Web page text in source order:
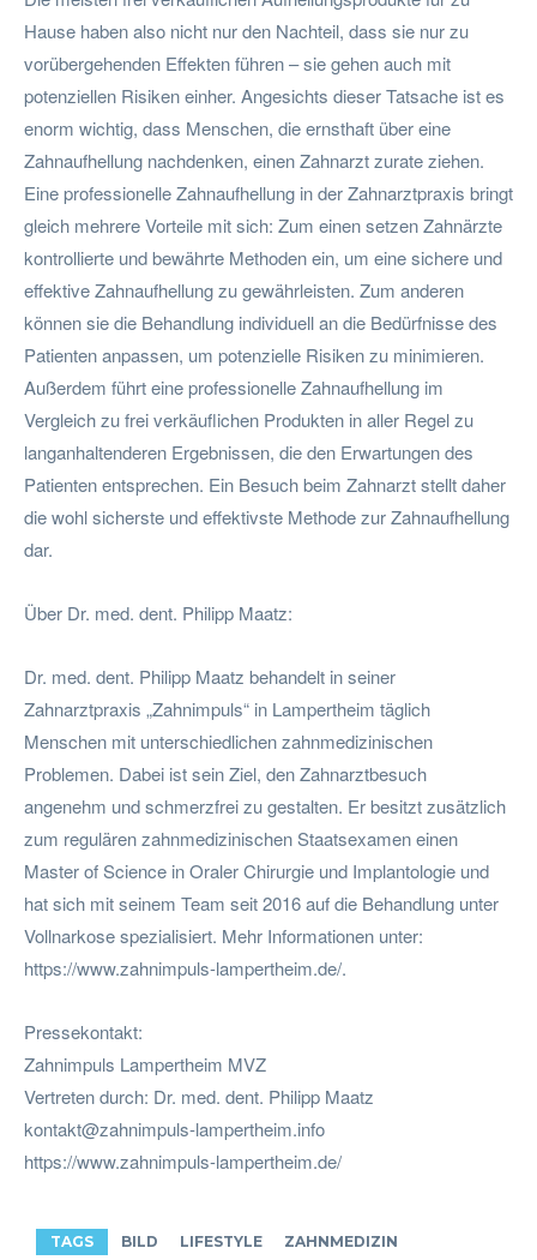
Hause haben also nicht nur den Nachteil, dass sie nur zu
vorübergehenden Effekten führen – sie gehen auch mit
potenziellen Risiken einher. Angesichts dieser Tatsache ist es
enorm wichtig, dass Menschen, die ernsthaft über eine
Zahnaufhellung nachdenken, einen Zahnarzt zurate ziehen.
Eine professionelle Zahnaufhellung in der Zahnarztpraxis bringt
gleich mehrere Vorteile mit sich: Zum einen setzen Zahnärzte
kontrollierte und bewährte Methoden ein, um eine sichere und
effektive Zahnaufhellung zu gewährleisten. Zum anderen
können sie die Behandlung individuell an die Bedürfnisse des
Patienten anpassen, um potenzielle Risiken zu minimieren.
Außerdem führt eine professionelle Zahnaufhellung im
Vergleich zu frei verkäuflichen Produkten in aller Regel zu
langanhaltenderen Ergebnissen, die den Erwartungen des
Patienten entsprechen. Ein Besuch beim Zahnarzt stellt daher
die wohl sicherste und effektivste Methode zur Zahnaufhellung
dar.
Über Dr. med. dent. Philipp Maatz:
Dr. med. dent. Philipp Maatz behandelt in seiner
Zahnarztpraxis „Zahnimpuls“ in Lampertheim täglich
Menschen mit unterschiedlichen zahnmedizinischen
Problemen. Dabei ist sein Ziel, den Zahnarztbesuch
angenehm und schmerzfrei zu gestalten. Er besitzt zusätzlich
zum regulären zahnmedizinischen Staatsexamen einen
Master of Science in Oraler Chirurgie und Implantologie und
hat sich mit seinem Team seit 2016 auf die Behandlung unter
Vollnarkose spezialisiert. Mehr Informationen unter:
https://www.zahnimpuls-lampertheim.de/.
Pressekontakt:
Zahnimpuls Lampertheim MVZ
Vertreten durch: Dr. med. dent. Philipp Maatz
kontakt@zahnimpuls-lampertheim.info
https://www.zahnimpuls-lampertheim.de/
TAGS BILD LIFESTYLE ZAHNMEDIZIN